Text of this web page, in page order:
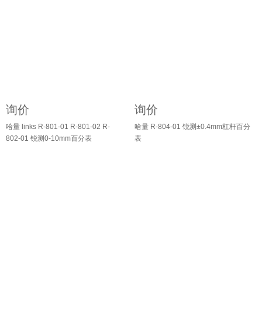
询价
哈量 links R-801-01 R-801-02 R-
802-01 锐测0-10mm百分表
询价
哈量 R-804-01 锐测±0.4mm杠杆百分
表